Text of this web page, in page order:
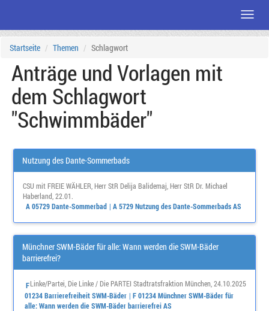
Seiteninhalt
Startseite Themen Schlagwort
Anträge und Vorlagen mit
dem Schlagwort
"Schwimmbäder"
Nutzung des Dante-Sommerbads
CSU mit FREIE WÄHLER Herr StR Delija Balidemaj Herr StR Dr. Michael
Haberland , 22.01.
A 05729 Dante-Sommerbad
A 5729 Nutzung des Dante-Sommerbads AS
Münchner SWM-Bäder für alle: Wann werden die SWM-Bäder
barrierefrei?
Linke/Partei Die Linke / Die PARTEI Stadtratsfraktion München , 24.10.2025
F
01234 Barrierefreiheit SWM-Bäder
F 01234 Münchner SWM-Bäder für
alle: Wann werden die SWM-Bäder barrierefrei AS